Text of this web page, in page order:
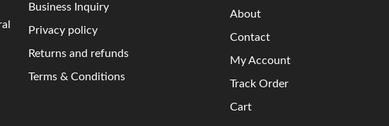
Business Inquiry
Privacy policy
Returns and refunds
Terms & Conditions
About
Contact
My Account
Track Order
Cart